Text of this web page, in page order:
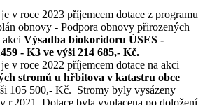
v roce 2023 příjemcem dotace z programu
obnovy - Podpora obnovy přirozených
Výsadba biokoridoru ÚSES -
- K3 ve výši 214 685,- Kč.
v roce 2022 příjemcem dotace na akci
stromů u hřbitova v katastru obce
105 500,- Kč. Stromy byly vysázeny